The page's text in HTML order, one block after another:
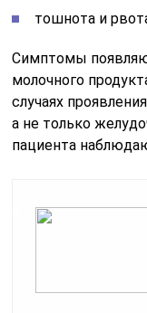
тошнота и
Симптомы
молочного
случаях
а не только
пациента